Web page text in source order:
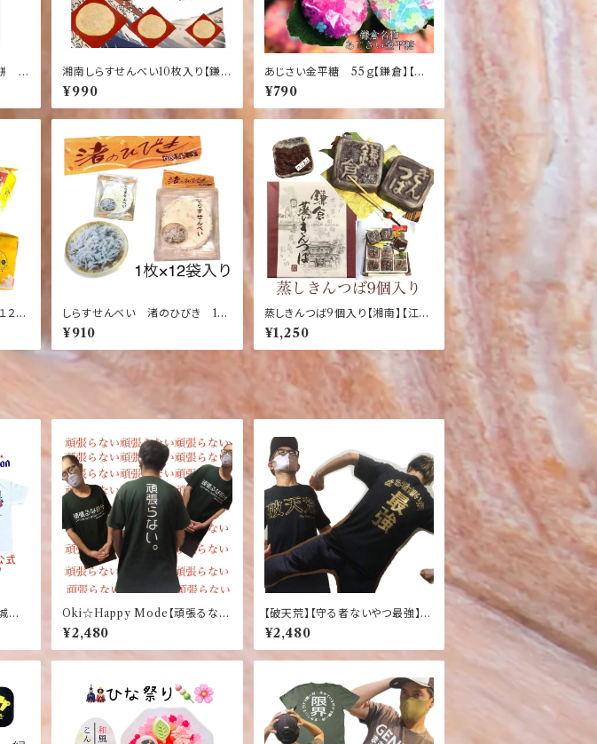
餅 8
記
湘南しらすせんべい10枚入り【鎌
倉】【湘南】【お土産】【しらす】【大
仏】【定番】
¥990
あじさい金平糖 55ｇ【鎌倉】【ア
ジサイ】【湘南】【大仏】【土産】
¥790
２袋
【鎌
しらすせんべい 渚のひびき 1枚
入り×12袋【静岡】【鎌倉】【伊豆】
【土産】【名産】【しらす】
¥910
蒸しきんつば9個入り【湘南】【江の
島】【大仏】【お土産】【鎌倉】
¥1,250
城
イ
ト
定
Oki☆Happy Mode【頑張るな自
分】【頑張らない】おもしろ ふざけ
Tシャツ【ダークグリーン】
¥2,480
【破天荒】【守る者ないやつ最強】
【黒】おもしろＴシャツ ふざけTシャ
ツ
¥2,480